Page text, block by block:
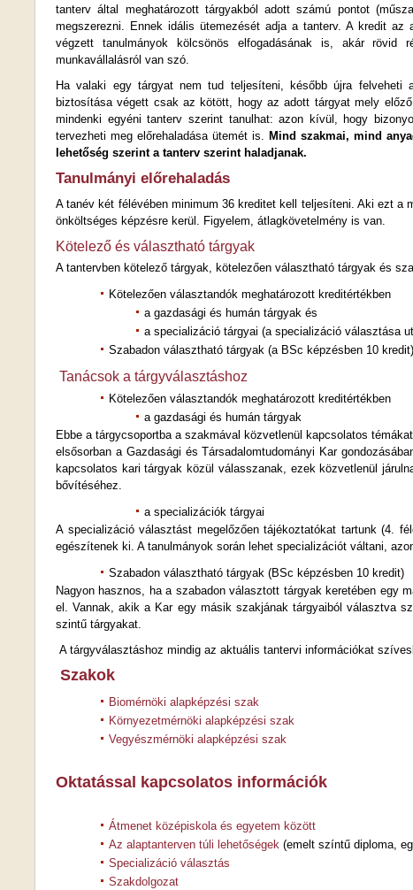
tanterv által meghatározott tárgyakból adott számú pontot
megszerezni. Ennek idális ütemezését adja a tanterv. A kredit
végzett tanulmányok kölcsönös elfogadásának is, akár rövid
munkavállalásról van szó.
Ha valaki egy tárgyat nem tud teljesíteni, később újra felveheti
biztosítása végett csak az kötött, hogy az adott tárgyat mely
mindenki egyéni tanterv szerint tanulhat: azon kívül, hogy
tervezheti meg előrehaladása ütemét is. Mind szakmai, mind
lehetőség szerint a tanterv szerint haladjanak.
Tanulmányi előrehaladás
A tanév két félévében minimum 36 kreditet kell teljesíteni. Aki ezt a
önköltséges képzésre kerül. Figyelem, átlagkövetelmény is van.
Kötelező és választható tárgyak
A tantervben kötelező tárgyak, kötelezően választható tárgyak és
Kötelezően választandók meghatározott kreditértékben
a gazdasági és humán tárgyak és
a specializáció tárgyai (a specializáció választása
Szabadon választható tárgyak (a BSc képzésben 10 kredit)
Tanácsok a tárgyválasztáshoz
Kötelezően választandók meghatározott kreditértékben
a gazdasági és humán tárgyak
Ebbe a tárgycsoportba a szakmával közvetlenül kapcsolatos
elsősorban a Gazdasági és Társadalomtudományi Kar
kapcsolatos kari tárgyak közül válasszanak, ezek közvetlenül
bővítéséhez.
a specializációk tárgyai
A specializáció választást megelőzően tájékoztatókat tartunk (4.
egészítenek ki. A tanulmányok során lehet specializációt váltani,
Szabadon választható tárgyak (BSc képzésben 10 kredit)
Nagyon hasznos, ha a szabadon választott tárgyak keretében egy
el. Vannak, akik a Kar egy másik szakjának tárgyaiból választva
szintű tárgyakat.
A tárgyválasztáshoz mindig az aktuális tantervi információkat
Szakok
Biomérnöki alapképzési szak
Környezetmérnöki alapképzési szak
Vegyészmérnöki alapképzési szak
Oktatással kapcsolatos információk
Átmenet középiskola és egyetem között
Az alaptanterven túli lehetőségek (emelt színtű diploma,
Specializáció választás
Szakdolgozat